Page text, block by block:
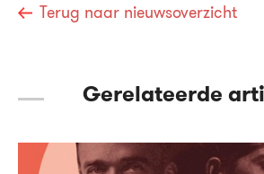
Terug naar nieuwsoverzicht
Gerelateerde